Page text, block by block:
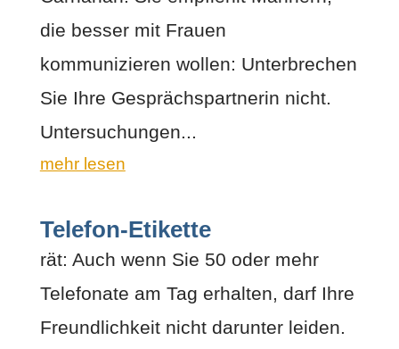
die besser mit Frauen
kommunizieren wollen: Unterbrechen
Sie Ihre Gesprächspartnerin nicht.
Untersuchungen...
mehr lesen
Telefon-Etikette
rät: Auch wenn Sie 50 oder mehr
Telefonate am Tag erhalten, darf Ihre
Freundlichkeit nicht darunter leiden.